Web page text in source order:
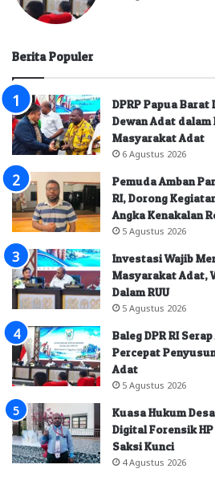
Berita Populer
DPRP Papua
Dewan Adat dalam
Masyarakat Adat
6 Agustus 2026
Pemuda Amban
RI, Dorong
Angka Kenakalan
5 Agustus 2026
Investasi Wajib
Masyarakat Adat,
Dalam RUU
5 Agustus 2026
Baleg DPR RI
Percepat
Adat
5 Agustus 2026
Kuasa Hukum
Digital Forensik
Saksi Kunci
4 Agustus 2026